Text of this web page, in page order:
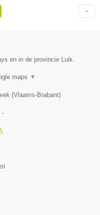
en in de provincie Luik.
maps ▼
(Vlaams-Brabant)
-